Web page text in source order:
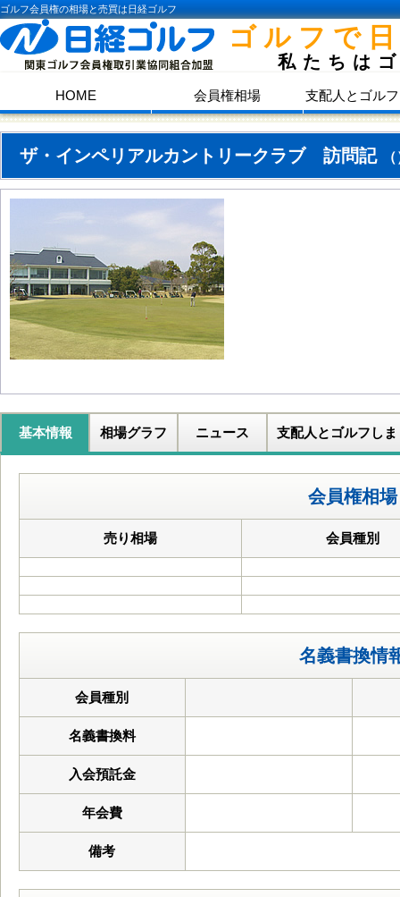
ゴルフ会員権の相場と売買は日経ゴルフ
ゴルフで
私たちは
HOME 会員権相場 支配人とゴル
ザ・インペリアルカントリークラブ 訪問記
基本情報 相場グラフ ニュース 支配人とゴルフしま
会員権相場
売り相場 会員種別
名義書換情
会員種別
名義書換料
入会預託金
年会費
備考